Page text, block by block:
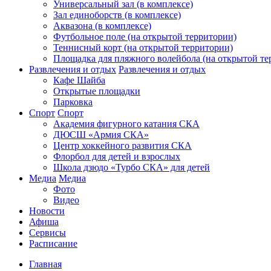
Универсальный зал (в комплексе)
Зал единоборств (в комплексе)
Аквазона (в комплексе)
Футбольное поле (на открытой территории)
Теннисный корт (на открытой территории)
Площадка для пляжного волейбола (на открытой
Развлечения и отдых Развлечения и отдых
Кафе Шайба
Открытые площадки
Парковка
Спорт Спорт
Академия фигурного катания СКА
ДЮСШ «Армия СКА»
Центр хоккейного развития СКА
Флорбол для детей и взрослых
Школа дзюдо «Турбо СКА» для детей
Медиа Медиа
Фото
Видео
Новости
Афиша
Сервисы
Расписание
Главная